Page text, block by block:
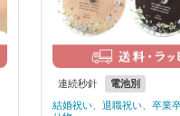
連続秒針
電池別
結婚祝い、退職祝い、卒業